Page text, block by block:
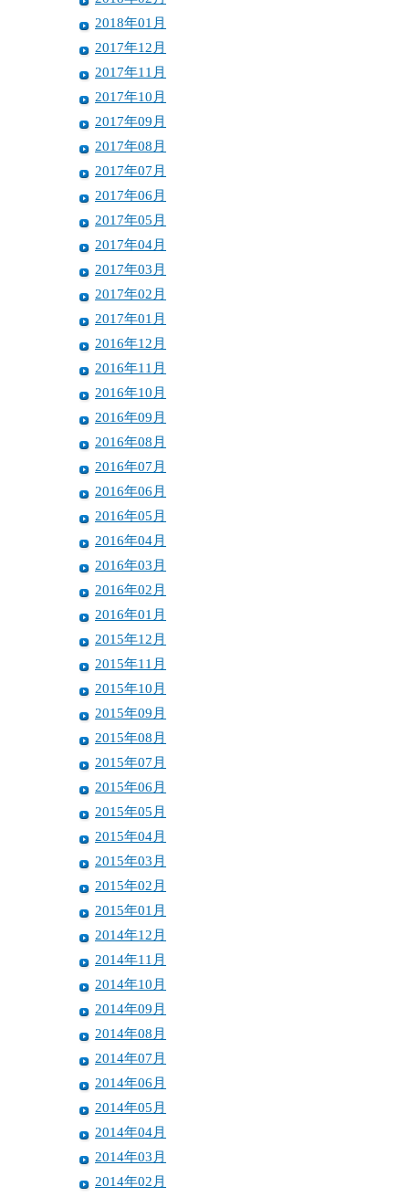
2018年01月
2017年12月
2017年11月
2017年10月
2017年09月
2017年08月
2017年07月
2017年06月
2017年05月
2017年04月
2017年03月
2017年02月
2017年01月
2016年12月
2016年11月
2016年10月
2016年09月
2016年08月
2016年07月
2016年06月
2016年05月
2016年04月
2016年03月
2016年02月
2016年01月
2015年12月
2015年11月
2015年10月
2015年09月
2015年08月
2015年07月
2015年06月
2015年05月
2015年04月
2015年03月
2015年02月
2015年01月
2014年12月
2014年11月
2014年10月
2014年09月
2014年08月
2014年07月
2014年06月
2014年05月
2014年04月
2014年03月
2014年02月